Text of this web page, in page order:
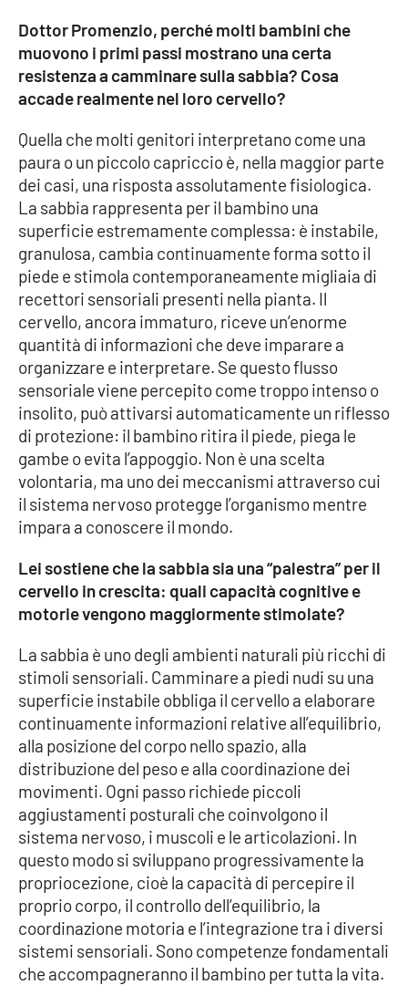
Sport
Good Morning Vietnam
Parchi Marini Calabria
Leggendo Alvaro insieme
Imprese Di Calabria
Le perfidie di Antonella Grippo
Venti di comunicazione
STREAMING
LaC TV
LaC OnAir
EDIZIONI
LOCALI
Catanzaro
Crotone
Vibo Valentia
Reggio Calabria
Cosenza
Lamezia Terme
Dottor Promenzio, perché molti bambini che
muovono i primi passi mostrano una certa
resistenza a camminare sulla sabbia? Cosa
accade realmente nel loro cervello?
Quella che molti genitori interpretano come una
paura o un piccolo capriccio è, nella maggior parte
dei casi, una risposta assolutamente fisiologica.
La sabbia rappresenta per il bambino una
superficie estremamente complessa: è instabile,
granulosa, cambia continuamente forma sotto il
piede e stimola contemporaneamente migliaia di
recettori sensoriali presenti nella pianta. Il
cervello, ancora immaturo, riceve un’enorme
quantità di informazioni che deve imparare a
organizzare e interpretare. Se questo flusso
sensoriale viene percepito come troppo intenso o
insolito, può attivarsi automaticamente un riflesso
di protezione: il bambino ritira il piede, piega le
gambe o evita l’appoggio. Non è una scelta
volontaria, ma uno dei meccanismi attraverso cui
il sistema nervoso protegge l’organismo mentre
impara a conoscere il mondo.
Lei sostiene che la sabbia sia una “palestra” per il
cervello in crescita: quali capacità cognitive e
motorie vengono maggiormente stimolate?
La sabbia è uno degli ambienti naturali più ricchi di
stimoli sensoriali. Camminare a piedi nudi su una
superficie instabile obbliga il cervello a elaborare
continuamente informazioni relative all’equilibrio,
alla posizione del corpo nello spazio, alla
distribuzione del peso e alla coordinazione dei
movimenti. Ogni passo richiede piccoli
aggiustamenti posturali che coinvolgono il
sistema nervoso, i muscoli e le articolazioni. In
questo modo si sviluppano progressivamente la
propriocezione, cioè la capacità di percepire il
proprio corpo, il controllo dell’equilibrio, la
coordinazione motoria e l’integrazione tra i diversi
sistemi sensoriali. Sono competenze fondamentali
che accompagneranno il bambino per tutta la vita.